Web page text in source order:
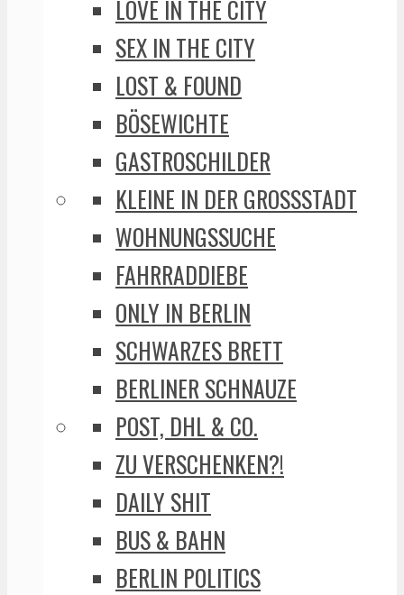
LOVE IN THE CITY
SEX IN THE CITY
LOST & FOUND
BÖSEWICHTE
GASTROSCHILDER
KLEINE IN DER GROSSSTADT
WOHNUNGSSUCHE
FAHRRADDIEBE
ONLY IN BERLIN
SCHWARZES BRETT
BERLINER SCHNAUZE
POST, DHL & CO.
ZU VERSCHENKEN?!
DAILY SHIT
BUS & BAHN
BERLIN POLITICS